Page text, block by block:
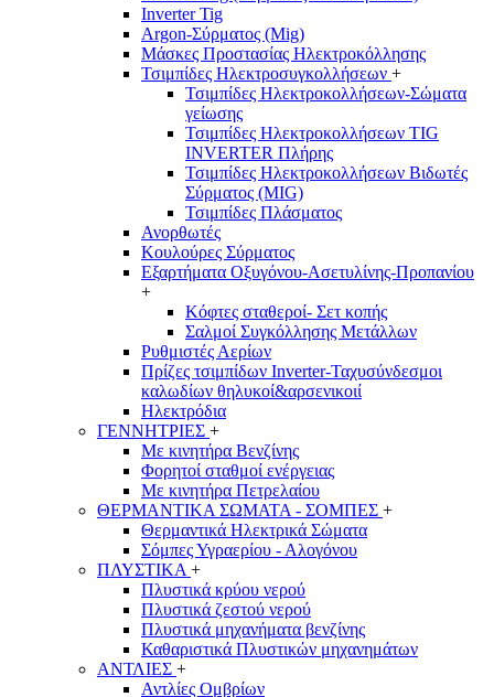
Inverter Tig
Argon-Σύρματος (Mig)
Μάσκες Προστασίας Ηλεκτροκόλλησης
Τσιμπίδες Ηλεκτροσυγκολλήσεων +
Τσιμπίδες Ηλεκτροκολλήσεων-Σώματα
γείωσης
Τσιμπίδες Ηλεκτροκολλήσεων TIG
INVERTER Πλήρης
Τσιμπίδες Ηλεκτροκολλήσεων Βιδωτές
Σύρματος (MIG)
Τσιμπίδες Πλάσματος
Ανορθωτές
Κουλούρες Σύρματος
Εξαρτήματα Οξυγόνου-Ασετυλίνης-Προπανίου
+
Κόφτες σταθεροί- Σετ κοπής
Σαλμοί Συγκόλλησης Μετάλλων
Ρυθμιστές Αερίων
Πρίζες τσιμπίδων Inverter-Ταχυσύνδεσμοι
καλωδίων θηλυκοί&αρσενικοιί
Ηλεκτρόδια
ΓΕΝΝΗΤΡΙΕΣ +
Με κινητήρα Βενζίνης
Φορητοί σταθμοί ενέργειας
Με κινητήρα Πετρελαίου
ΘΕΡΜΑΝΤΙΚΑ ΣΩΜΑΤΑ - ΣΟΜΠΕΣ +
Θερμαντικά Ηλεκτρικά Σώματα
Σόμπες Υγραερίου - Αλογόνου
ΠΛΥΣΤΙΚΑ +
Πλυστικά κρύου νερού
Πλυστικά ζεστού νερού
Πλυστικά μηχανήματα βενζίνης
Καθαριστικά Πλυστικών μηχανημάτων
ΑΝΤΛΙΕΣ +
Αντλίες Ομβρίων